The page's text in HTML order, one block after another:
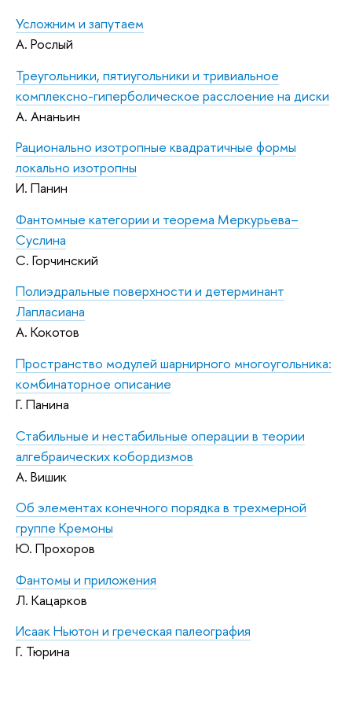
Усложним и запутаем
А. Рослый
Треугольники, пятиугольники и тривиальное
комплексно-гиперболическое расслоение на диски
А. Ананьин
Рационально изотропные квадратичные формы
локально изотропны
И. Панин
Фантомные категории и теорема Меркурьева–
Суслина
С. Горчинский
Полиэдральные поверхности и детерминант
Лапласиана
А. Кокотов
Пространство модулей шарнирного многоугольника:
комбинаторное описание
Г. Панина
Стабильные и нестабильные операции в теории
алгебраических кобордизмов
А. Вишик
Об элементах конечного порядка в трехмерной
группе Кремоны
Ю. Прохоров
Фантомы и приложения
Л. Кацарков
Исаак Ньютон и греческая палеография
Г. Тюрина